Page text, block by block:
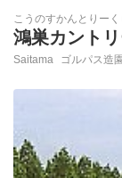
こうのすかんとりー
鴻巣カント
Saitama ゴルパス造